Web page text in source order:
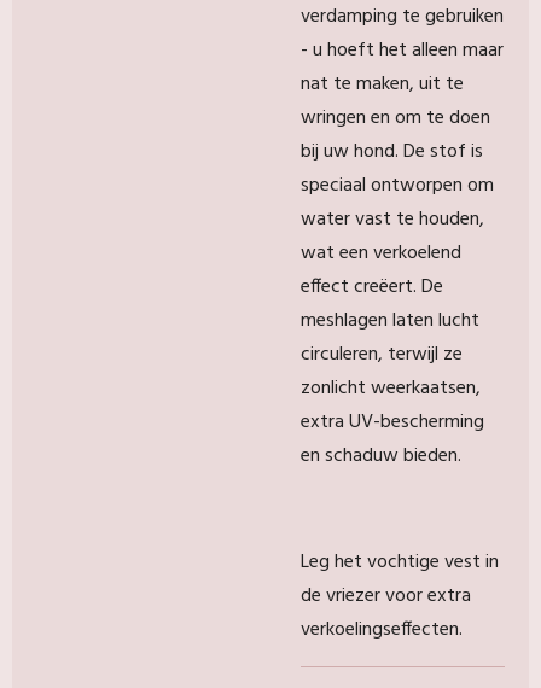
verdamping te gebruiken
- u hoeft het alleen maar
nat te maken, uit te
wringen en om te doen
bij uw hond. De stof is
speciaal ontworpen om
water vast te houden,
wat een verkoelend
effect creëert. De
meshlagen laten lucht
circuleren, terwijl ze
zonlicht weerkaatsen,
extra UV-bescherming
en schaduw bieden.
Leg het vochtige vest in
de vriezer voor extra
verkoelingseffecten.